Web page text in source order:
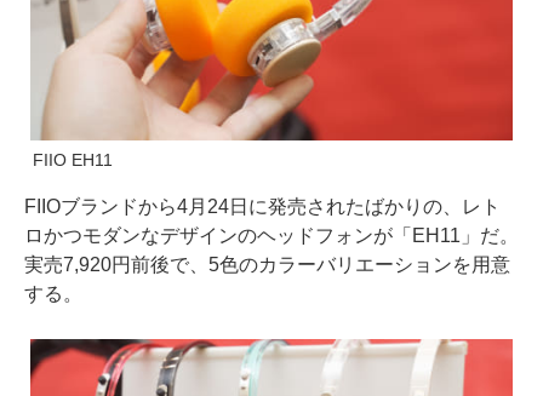
FIIO EH11
FIIOブランドから4月24日に発売されたばかりの、レト
ロかつモダンなデザインのヘッドフォンが「EH11」だ。
実売7,920円前後で、5色のカラーバリエーションを用意
する。